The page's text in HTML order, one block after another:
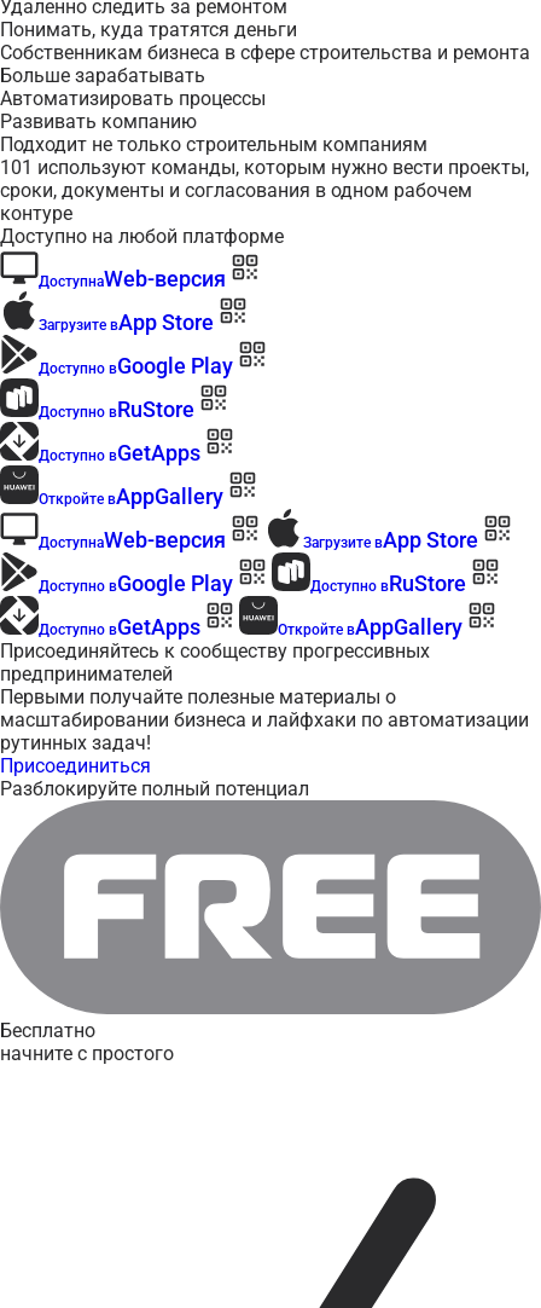
Удаленно следить за ремонтом
Понимать, куда тратятся деньги
Собственникам бизнеса в сфере строительства и ремонта
Больше зарабатывать
Автоматизировать процессы
Развивать компанию
Подходит не только строительным компаниям
101 используют команды, которым нужно вести проекты,
сроки, документы и согласования в одном рабочем
контуре
Доступно на любой платформе
ДоступнаWeb-версия
Загрузите вApp Store
Доступно вGoogle Play
Доступно вRuStore
Доступно вGetApps
Откройте вAppGallery
ДоступнаWeb-версия Загрузите вApp Store
Доступно вGoogle Play Доступно вRuStore
Доступно вGetApps Откройте вAppGallery
Присоединяйтесь к сообществу прогрессивных
предпринимателей
Первыми получайте полезные материалы о
масштабировании бизнеса и лайфхаки по автоматизации
рутинных задач!
Присоединиться
Разблокируйте полный потенциал
Бесплатно
начните с простого